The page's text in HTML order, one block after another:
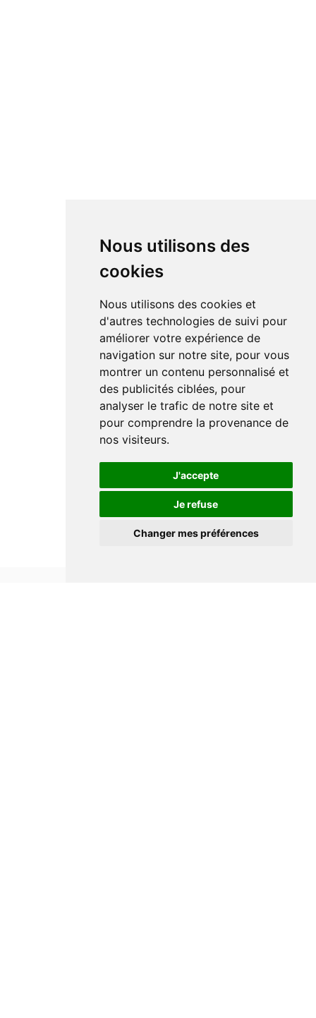
Nous utilisons des
cookies
Nous utilisons des cookies et
d'autres technologies de suivi pour
améliorer votre expérience de
navigation sur notre site, pour vous
montrer un contenu personnalisé et
des publicités ciblées, pour
analyser le trafic de notre site et
pour comprendre la provenance de
nos visiteurs.
J'accepte
Je refuse
Changer mes préférences